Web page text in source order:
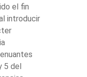
el fin
introducir
5 del